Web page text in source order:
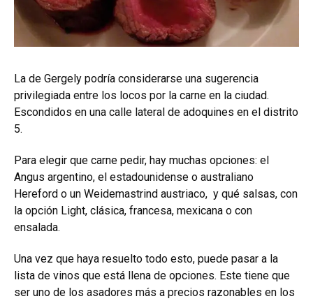
La de Gergely podría considerarse una sugerencia
privilegiada entre los locos por la carne en la ciudad.
Escondidos en una calle lateral de adoquines en el distrito
5.
Para elegir que carne pedir, hay muchas opciones: el
Angus argentino, el estadounidense o australiano
Hereford o un Weidemastrind austriaco, y qué salsas, con
la opción Light, clásica, francesa, mexicana o con
ensalada.
Una vez que haya resuelto todo esto, puede pasar a la
lista de vinos que está llena de opciones. Este tiene que
ser uno de los asadores más a precios razonables en los